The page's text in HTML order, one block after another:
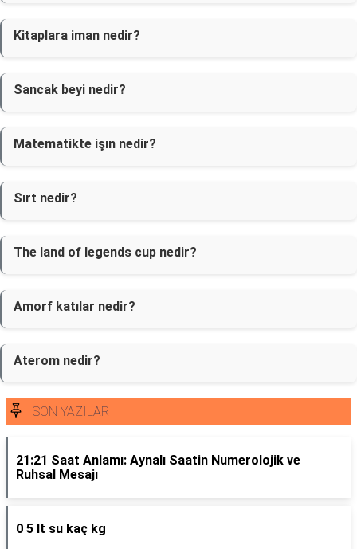
Kitaplara iman nedir?
Sancak beyi nedir?
Matematikte işın nedir?
Sırt nedir?
The land of legends cup nedir?
Amorf katılar nedir?
Aterom nedir?
SON YAZILAR
21:21 Saat Anlamı: Aynalı Saatin Numerolojik ve
Ruhsal Mesajı
0 5 lt su kaç kg